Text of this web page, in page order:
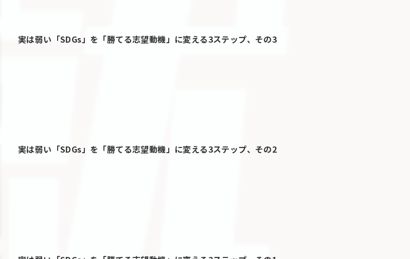
実は弱い「SDGs」を「勝てる志望動機」に変える3ステップ、その3
実は弱い「SDGs」を「勝てる志望動機」に変える3ステップ、その2